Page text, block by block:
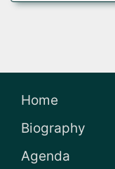
Home
Biography
Agenda